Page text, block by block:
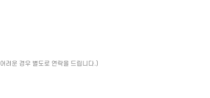
려운 경우 별도로 연락을 드립니다.)